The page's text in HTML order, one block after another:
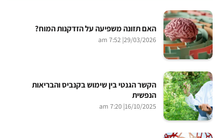
האם תזונה משפיעה על הזדקנות המוח?
29/03/2026
| 7:52 am
הקשר הגנטי בין שימוש בקנביס והבריאות
הנפשית
16/10/2025
| 7:20 am